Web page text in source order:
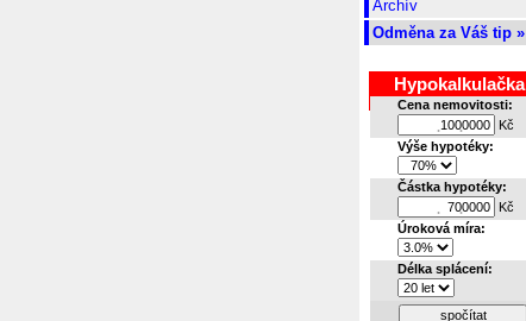
Archív
Odměna za Váš tip »
Hypokalkulačka
Cena nemovitosti:
Kč
.
.
Výše hypotéky:
Částka hypotéky:
Kč
.
.
Úroková míra:
Délka splácení:
spočítat